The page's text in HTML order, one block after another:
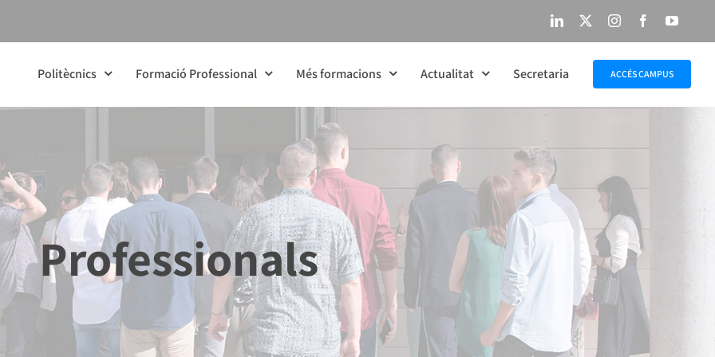
LinkedIn InstagramFacebook
Politècnics Formació Professional Més formacions Actualitat Secretaria ACCÉS CAMPUS
Professionals